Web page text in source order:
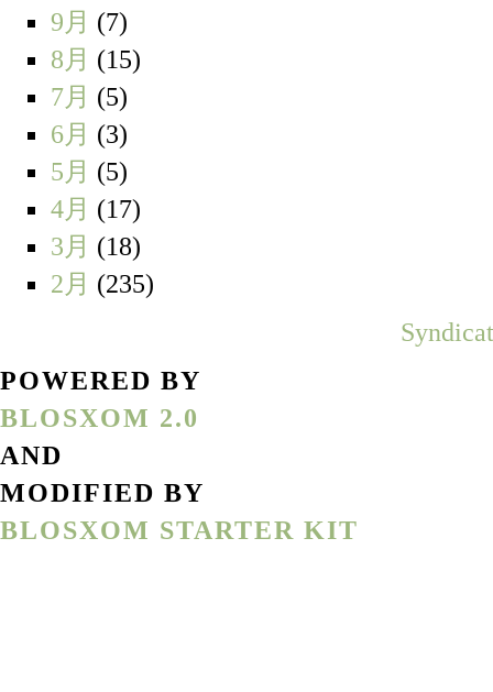
9月 (7)
8月 (15)
7月 (5)
6月 (3)
5月 (5)
4月 (17)
3月 (18)
2月 (235)
POWERED BY
BLOSXOM 2.0
AND
MODIFIED BY
BLOSXOM STARTER KIT